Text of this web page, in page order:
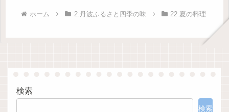
ホーム 2.丹波ふるさと四季の味 22.夏の料理
検索
検索